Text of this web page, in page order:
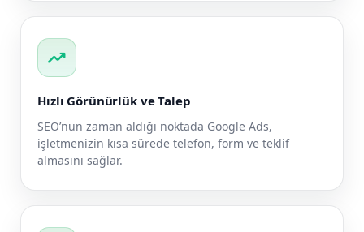
trending_up
Hızlı Görünürlük ve Talep
SEO’nun zaman aldığı noktada Google Ads,
işletmenizin kısa sürede telefon, form ve teklif
almasını sağlar.